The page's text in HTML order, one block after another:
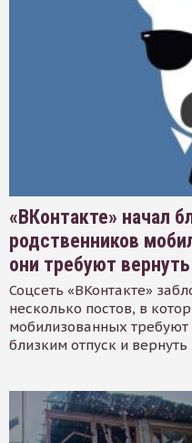
«ВКонтакте» начал
родственников
они требуют
Соцсеть «ВКонтакте»
несколько постов, в
мобилизованных
близким отпуск и